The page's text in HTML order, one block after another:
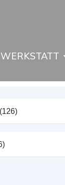
WERKSTATT